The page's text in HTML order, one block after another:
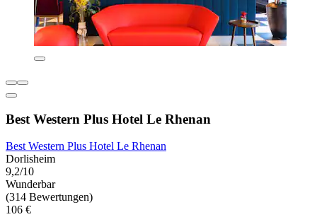
Best Western Plus Hotel Le Rhenan
Best Western Plus Hotel Le Rhenan
Dorlisheim
9,2/10
Wunderbar
(314 Bewertungen)
106 €